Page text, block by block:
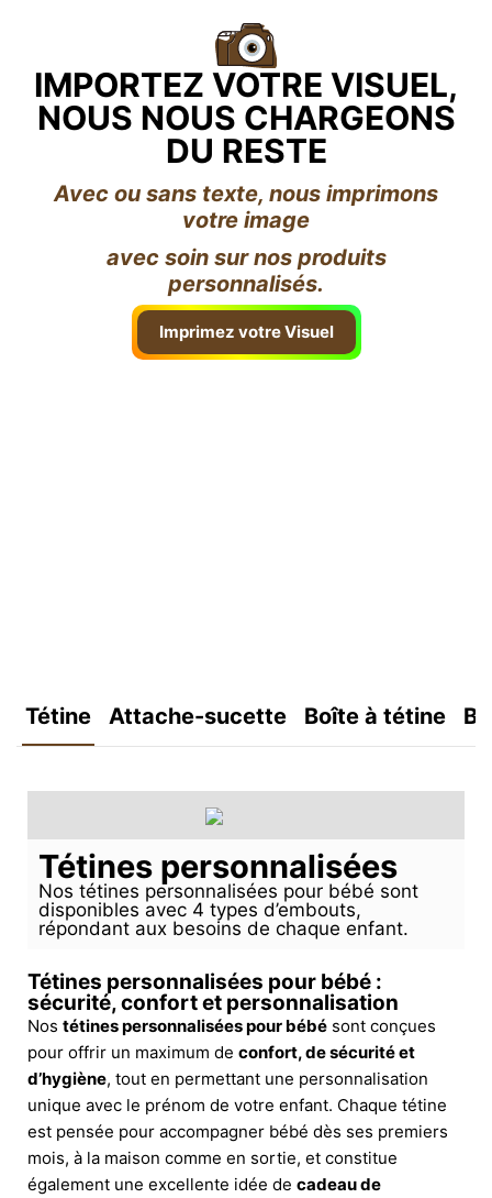
IMPORTEZ VOTRE VISUEL,
NOUS NOUS CHARGEONS
DU RESTE
Avec ou sans texte, nous imprimons
votre image
avec soin sur nos produits
personnalisés.
Imprimez votre Visuel
Tétine Attache-sucette Boîte à tétine
Tétines personnalisées
Nos tétines personnalisées pour bébé sont
disponibles avec 4 types d’embouts,
répondant aux besoins de chaque enfant.
Tétines personnalisées pour bébé :
sécurité, confort et personnalisation
Nos tétines personnalisées pour bébé sont conçues
pour offrir un maximum de confort, de sécurité et
d’hygiène, tout en permettant une personnalisation
unique avec le prénom de votre enfant. Chaque tétine
est pensée pour accompagner bébé dès ses premiers
mois, à la maison comme en sortie, et constitue
également une excellente idée de cadeau de